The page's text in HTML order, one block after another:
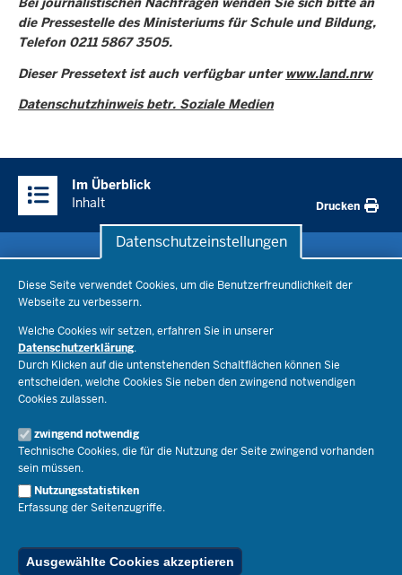
Datenschutzeinstellungen
Diese Seite verwendet Cookies, um die Benutzerfreundlichkeit der
Webseite zu verbessern.
Welche Cookies wir setzen, erfahren Sie in unserer
Datenschutzerklärung.
Durch Klicken auf die untenstehenden Schaltflächen können Sie
entscheiden, welche Cookies Sie neben den zwingend notwendigen
Cookies zulassen.
zwingend notwendig
Technische Cookies, die für die Nutzung der Seite zwingend vorhanden
sein müssen.
Nutzungsstatistiken
Erfassung der Seitenzugriffe.
Ausgewählte Cookies akzeptieren
die Pressestelle des Ministeriums für Schule und Bildung,
Telefon 0211 5867 3505.
Dieser Pressetext ist auch verfügbar unter www.land.nrw
Datenschutzhinweis betr. Soziale Medien
Inhalte
Im Überblick
Inhalt
Drucken
Bildungsthemen
Lehrkräfte
Recht
Schulleben
Ministerium
Ministerin Dorothee Feller
Staatssekretär Dr. Urban Mauer
Open Government
Bibliothek
Veranstaltungen
Geschäftsbereich
Presse
Pressefotos
Social Media
Pressekontakt
Service
Schule(n) suchen
Kontakt
Der Weg zu uns
Publikationen
© 2026 Bildungsportal NRW